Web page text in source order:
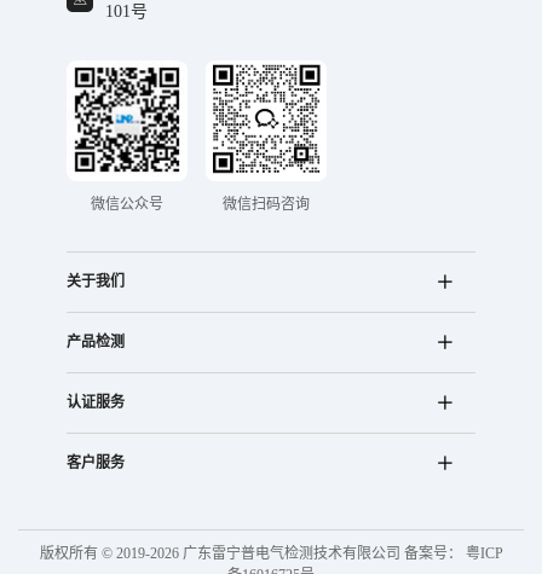
101号
微信公众号 微信扫码咨询
关于我们
产品检测
认证服务
客户服务
版权所有 © 2019-2026 广东雷宁普电气检测技术有限公司 备案号： 粤ICP